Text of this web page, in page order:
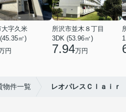
大字久米
㎡)
円
所沢市並木８丁目
3DK (53.96㎡)
7.94万円
物件一覧 レオパレスＣｌａｉｒ